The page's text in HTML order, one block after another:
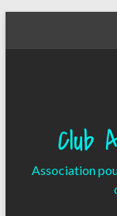
contenu
Club
Association